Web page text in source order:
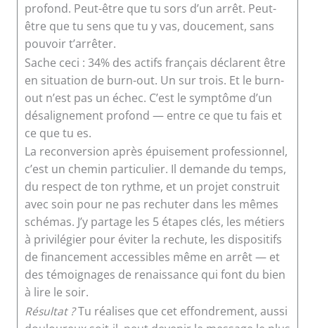
profond. Peut-être que tu sors d’un arrêt. Peut-
être que tu sens que tu y vas, doucement, sans
pouvoir t’arrêter.
Sache ceci : 34% des actifs français déclarent être
en situation de burn-out. Un sur trois. Et le burn-
out n’est pas un échec. C’est le symptôme d’un
désalignement profond — entre ce que tu fais et
ce que tu es.
La reconversion après épuisement professionnel,
c’est un chemin particulier. Il demande du temps,
du respect de ton rythme, et un projet construit
avec soin pour ne pas rechuter dans les mêmes
schémas. J’y partage les 5 étapes clés, les métiers
à privilégier pour éviter la rechute, les dispositifs
de financement accessibles même en arrêt — et
des témoignages de renaissance qui font du bien
à lire le soir.
Résultat ?Tu réalises que cet effondrement, aussi